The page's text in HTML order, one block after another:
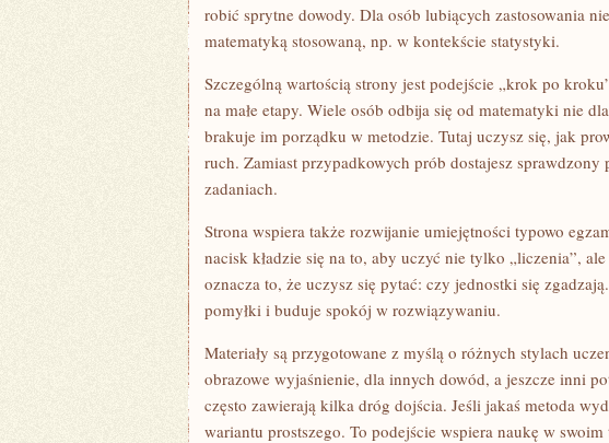
robić sprytne dowody. Dla osób lubiących zastosowania
matematyką stosowaną, np. w kontekście statystyki.
Szczególną wartością strony jest podejście „krok po
na małe etapy. Wiele osób odbija się od matematyki nie
brakuje im porządku w metodzie. Tutaj uczysz się, jak
ruch. Zamiast przypadkowych prób dostajesz
zadaniach.
Strona wspiera także rozwijanie umiejętności typowo
nacisk kładzie się na to, aby uczyć nie tylko „liczenia”,
oznacza to, że uczysz się pytać: czy jednostki się
pomyłki i buduje spokój w rozwiązywaniu.
Materiały są przygotowane z myślą o różnych stylach
obrazowe wyjaśnienie, dla innych dowód, a jeszcze inni
często zawierają kilka dróg dojścia. Jeśli jakaś metoda
wariantu prostszego. To podejście wspiera naukę w swoim